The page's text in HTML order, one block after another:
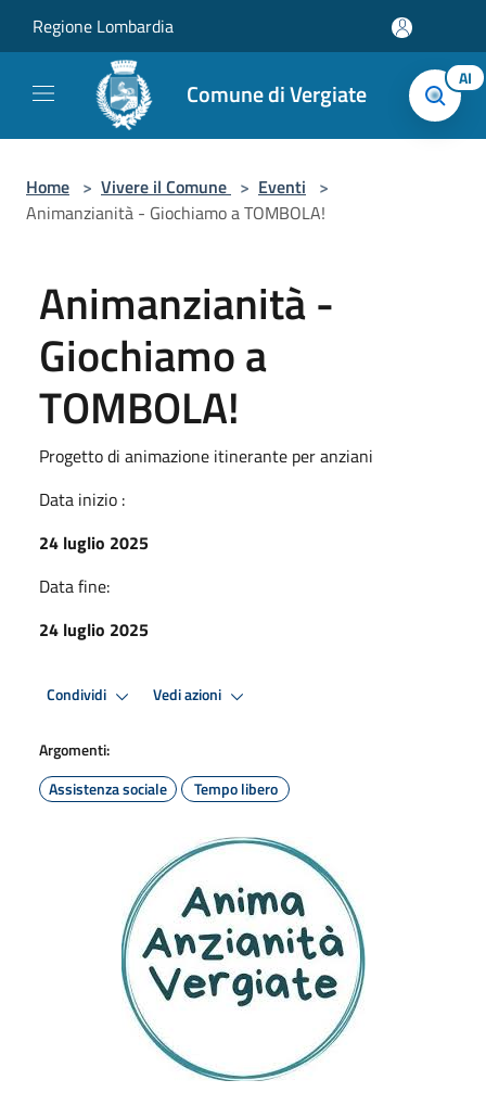
Regione Lombardia
Comune di Vergiate AI
Home > Vivere il Comune > Eventi >
Animanzianità - Giochiamo a TOMBOLA!
Animanzianità -
Giochiamo a
TOMBOLA!
Progetto di animazione itinerante per anziani
Data inizio :
24 luglio 2025
Data fine:
24 luglio 2025
Condividi Vedi azioni
Argomenti:
Assistenza sociale
Tempo libero